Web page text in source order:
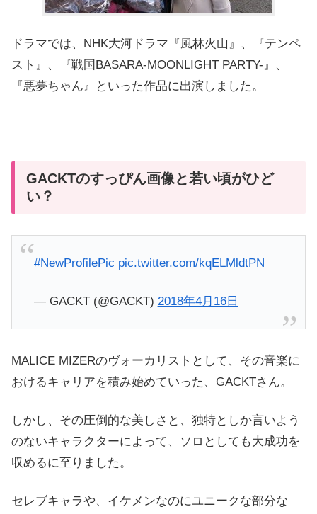
ドラマでは、NHK大河ドラマ『風林火山』、『テンペ
スト』、『戦国BASARA-MOONLIGHT PARTY-』、
『悪夢ちゃん』といった作品に出演しました。
GACKTのすっぴん画像と若い頃がひど
い？
#NewProfilePic pic.twitter.com/kqELMldtPN
— GACKT (@GACKT) 2018年4月16日
MALICE MIZERのヴォーカリストとして、その音楽に
おけるキャリアを積み始めていった、GACKTさん。
しかし、その圧倒的な美しさと、独特としか言いよう
のないキャラクターによって、ソロとしても大成功を
収めるに至りました。
セレブキャラや、イケメンなのにユニークな部分な